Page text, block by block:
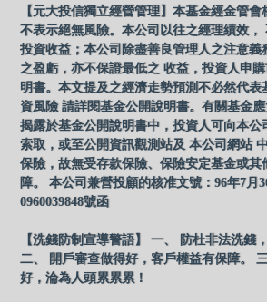
【元大投信獨立經營管理】本基金經金管
不表示絕無風險。本公司以往之經理績效，
投資收益；本公司除盡善良管理人之注意義
之盈虧，亦不保證最低之 收益，投資人申
明書。本文提及之經濟走勢預測不必然代表
資風險 請詳閱基金公開說明書。有關基金
揭露於基金公開說明書中，投資人可向本公
索取，或至公開資訊觀測站及 本公司網站
保險，故無受存款保險、保險安定基金或其
障。 本公司兼營投顧的核准文號：96年7月
0960039848號函
【洗錢防制宣導警語】 一、 防杜非法洗錢
二、 開戶審查做得好，客戶權益有保障。
好，淪為人頭累累累！